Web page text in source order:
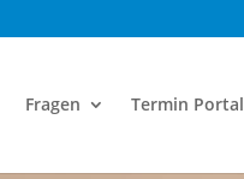
Fragen Termin Portal